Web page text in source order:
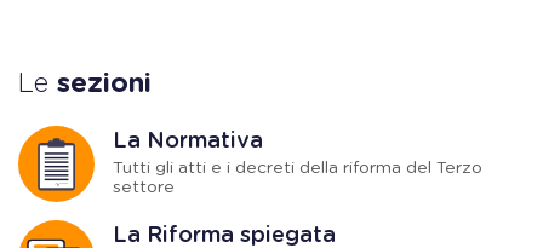
Le sezioni
La Normativa
Tutti gli atti e i decreti della riforma del Terzo
settore
La Riforma spiegata